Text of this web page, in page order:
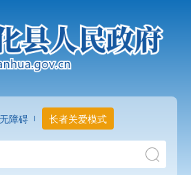
无障碍 长者关爱模式